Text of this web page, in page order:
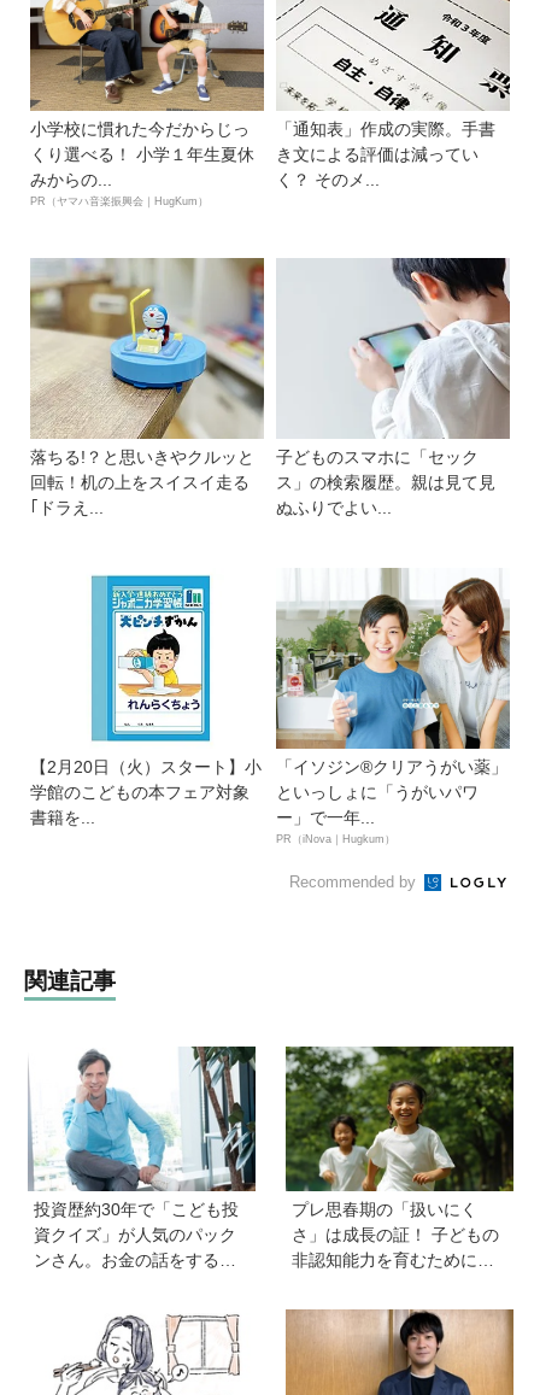
小学校に慣れた今だからじっ
くり選べる！ 小学１年生夏休
みからの...
PR（ヤマハ音楽振興会｜HugKum）
「通知表」作成の実際。手書
き文による評価は減ってい
く？ そのメ...
落ちる!？と思いきやクルッと
回転！机の上をスイスイ走る
｢ドラえ...
子どものスマホに「セック
ス」の検索履歴。親は見て見
ぬふりでよい...
【2月20日（火）スタート】小
学館のこどもの本フェア対象
書籍を...
「イソジン®クリアうがい薬」
といっしょに「うがいパワ
ー」で一年...
PR（iNova｜Hugkum）
Recommended by
関連記事
投資歴約30年で「こども投
資クイズ」が人気のパック
ンさん。お金の話をするの
どもも正しい節約、投資方
法を知ってほしい
プレ思春期の「扱いにく
さ」は成長の証！ 子どもの
非認知能力を育むために親